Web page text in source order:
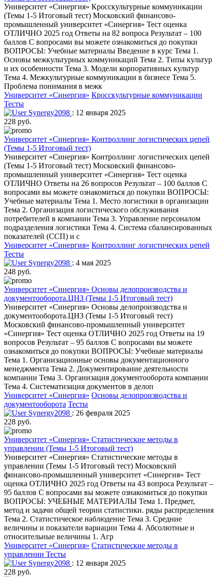
Университет «Синергия» Кросскультурные коммуникации
(Темы 1-5 Итоговый тест) Московский финансово-
промышленный университет «Синергия» Тест оценка
ОТЛИЧНО 2025 год Ответы на 82 вопроса Результат – 100
баллов С вопросами вы можете ознакомиться до покупки
ВОПРОСЫ: Учебные материалы Введение в курс Тема 1.
Основы межкультурных коммуникаций Тема 2. Типы культур
и их особенности Тема 3. Модели корпоративных культур
Тема 4. Межкультурные коммуникации в бизнесе Тема 5.
Проблема понимания в межк
Университет «Синергия» Кросскультурные коммуникации
Тесты
Synergy2098 : 12 января 2025
228 руб.
Университет «Синергия» Контроллинг логистических цепей
(Темы 1-5 Итоговый тест)
Университет «Синергия» Контроллинг логистических цепей
(Темы 1-5 Итоговый тест) Московский финансово-
промышленный университет «Синергия» Тест оценка
ОТЛИЧНО Ответы на 26 вопросов Результат – 100 баллов С
вопросами вы можете ознакомиться до покупки ВОПРОСЫ:
Учебные материалы Тема 1. Место логистики в организации
Тема 2. Организация логистического обслуживания
потребителей в компании Тема 3. Управление персоналом
подразделения логистики Тема 4. Система сбалансированных
показателей (ССП) и с
Университет «Синергия» Контроллинг логистических цепей
Тесты
Synergy2098 : 4 мая 2025
248 руб.
Университет «Синергия» Основы делопроизводства и
документооборота.ЦНЗ (Темы 1-5 Итоговый тест)
Университет «Синергия» Основы делопроизводства и
документооборота.ЦНЗ (Темы 1-5 Итоговый тест)
Московский финансово-промышленный университет
«Синергия» Тест оценка ОТЛИЧНО 2025 год Ответы на 19
вопросов Результат – 95 баллов С вопросами вы можете
ознакомиться до покупки ВОПРОСЫ: Учебные материалы
Тема 1. Организационные основы документационного
менеджмента Тема 2. Документирование деятельности
компании Тема 3. Организация документооборота компании
Тема 4. Систематизация документов в делоп
Университет «Синергия» Основы делопроизводства и
документооборота Тесты
Synergy2098 : 26 февраля 2025
228 руб.
Университет «Синергия» Статистические методы в
управлении (Темы 1-5 Итоговый тест)
Университет «Синергия» Статистические методы в
управлении (Темы 1-5 Итоговый тест) Московский
финансово-промышленный университет «Синергия» Тест
оценка ОТЛИЧНО 2025 год Ответы на 43 вопроса Результат –
95 баллов С вопросами вы можете ознакомиться до покупки
ВОПРОСЫ: УЧЕБНЫЕ МАТЕРИАЛЫ Тема 1. Предмет,
метод и задачи общей теории статистики. ряды распределения
Тема 2. Статистическое наблюдение Тема З. Средние
величины и показатели вариации Тема 4. Абсолютные и
относительные величины 1. Агр
Университет «Синергия» Статистические методы в
управлении Тесты
Synergy2098 : 12 января 2025
228 руб.